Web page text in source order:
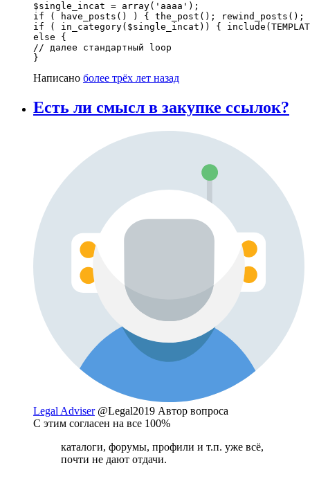
$single_incat = array('aaaa');
if ( have_posts() ) { the_post(); rewind_posts();
if ( in_category($single_incat)) {
else {
// далее стандартный loop
}
Написано более трёх лет назад
Есть ли смысл в закупке ссылок?
Legal Adviser @Legal2019 Автор вопроса
С этим согласен на все 100%
каталоги, форумы, профили и т.п. уже всё,
почти не дают отдачи.